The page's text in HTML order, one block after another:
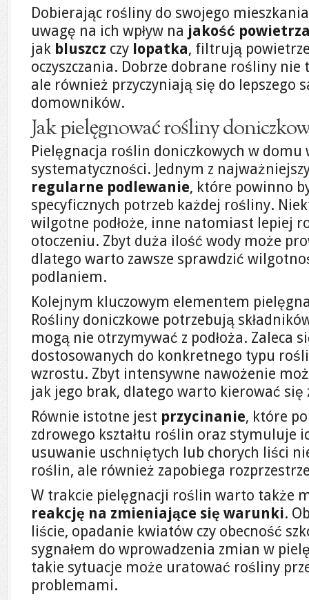
Dobierając rośliny do swojego
uwagę na ich wpływ na jakość
jak bluszcz czy lopatka, filtrują
oczyszczania. Dobrze dobrane rośliny
ale również przyczyniają się do lepszego
domowników.
Jak pielęgnować rośliny
Pielęgnacja roślin doniczkowych w domu
systematyczności. Jednym z
regularne podlewanie, które powinno
specyficznych potrzeb każdej rośliny.
wilgotne podłoże, inne natomiast lepiej
otoczeniu. Zbyt duża ilość wody może
dlatego warto zawsze sprawdzić
podlaniem.
Kolejnym kluczowym elementem
Rośliny doniczkowe potrzebują
mogą nie otrzymywać z podłoża. Zaleca
dostosowanych do konkretnego typu
wzrostu. Zbyt intensywne nawożenie
jak jego brak, dlatego warto kierować
Równie istotne jest przycinanie, które
zdrowego kształtu roślin oraz stymuluje
usuwanie uschniętych lub chorych liści
roślin, ale również zapobiega
W trakcie pielęgnacji roślin warto także
reakcję na zmieniające się warunki.
liście, opadanie kwiatów czy obecność
sygnałem do wprowadzenia zmian w
takie sytuacje może uratować rośliny
problemami.